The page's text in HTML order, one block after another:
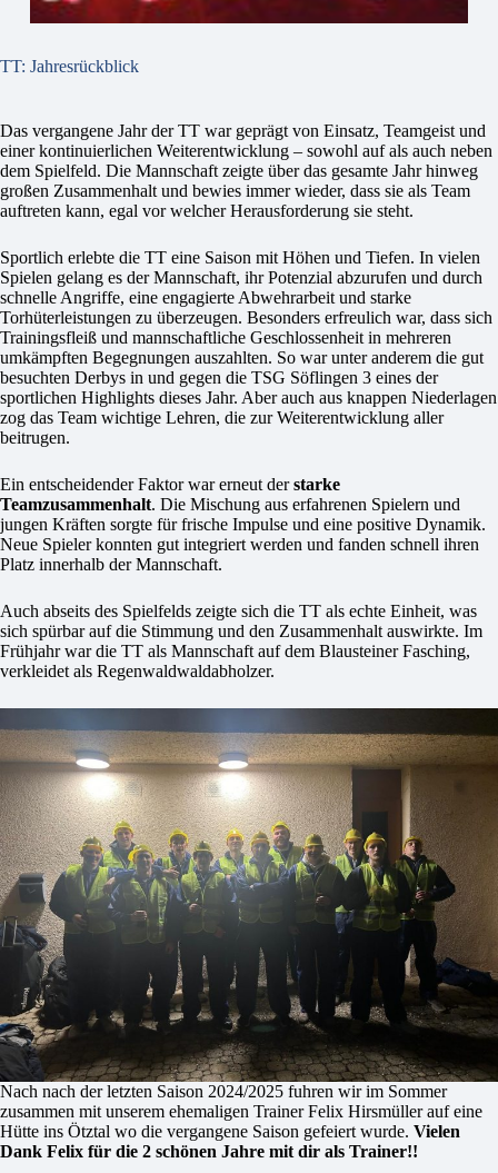
TT: Jahresrückblick
Das vergangene Jahr der TT war geprägt von Einsatz, Teamgeist und
einer kontinuierlichen Weiterentwicklung – sowohl auf als auch neben
dem Spielfeld. Die Mannschaft zeigte über das gesamte Jahr hinweg
großen Zusammenhalt und bewies immer wieder, dass sie als Team
auftreten kann, egal vor welcher Herausforderung sie steht.
Sportlich erlebte die TT eine Saison mit Höhen und Tiefen. In vielen
Spielen gelang es der Mannschaft, ihr Potenzial abzurufen und durch
schnelle Angriffe, eine engagierte Abwehrarbeit und starke
Torhüterleistungen zu überzeugen. Besonders erfreulich war, dass sich
Trainingsfleiß und mannschaftliche Geschlossenheit in mehreren
umkämpften Begegnungen auszahlten. So war unter anderem die gut
besuchten Derbys in und gegen die TSG Söflingen 3 eines der
sportlichen Highlights dieses Jahr. Aber auch aus knappen Niederlagen
zog das Team wichtige Lehren, die zur Weiterentwicklung aller
beitrugen.
Ein entscheidender Faktor war erneut derstarke
Teamzusammenhalt. Die Mischung aus erfahrenen Spielern und
jungen Kräften sorgte für frische Impulse und eine positive Dynamik.
Neue Spieler konnten gut integriert werden und fanden schnell ihren
Platz innerhalb der Mannschaft.
Auch abseits des Spielfelds zeigte sich die TT als echte Einheit, was
sich spürbar auf die Stimmung und den Zusammenhalt auswirkte. Im
Frühjahr war die TT als Mannschaft auf dem Blausteiner Fasching,
verkleidet als Regenwaldwaldabholzer.
Nach nach der letzten Saison 2024/2025 fuhren wir im Sommer
zusammen mit unserem ehemaligen Trainer Felix Hirsmüller auf eine
Hütte ins Ötztal wo die vergangene Saison gefeiert wurde. Vielen
Dank Felix für die 2 schönen Jahre mit dir als Trainer!!